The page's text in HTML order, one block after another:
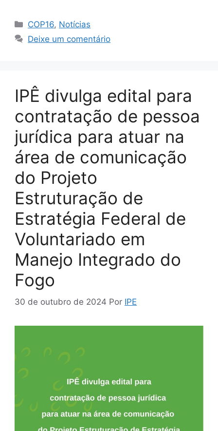
COP16, Notícias
Deixe um comentário
IPÊ divulga edital para
contratação de pessoa
jurídica para atuar na
área de comunicação
do Projeto
Estruturação de
Estratégia Federal de
Voluntariado em
Manejo Integrado do
Fogo
30 de outubro de 2024 Por IPE